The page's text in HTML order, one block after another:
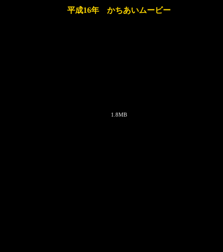
平成16年 かちあいムービー
1.8MB